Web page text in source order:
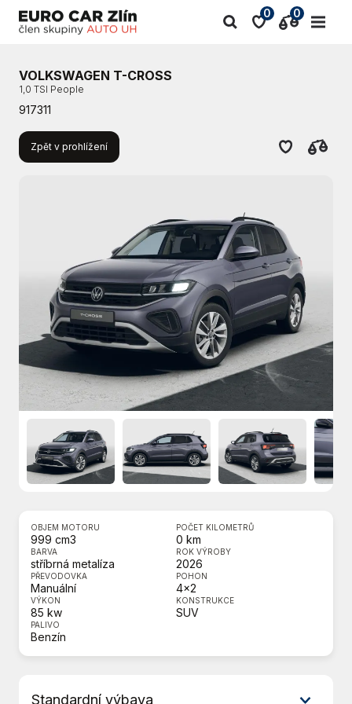
0 0
VOLKSWAGEN T-CROSS
1,0 TSI People
917311
Zpět v prohlížení
OBJEM MOTORU
999 cm3
POČET KILOMETRŮ
0 km
BARVA
stříbrná metalíza
ROK VÝROBY
2026
PŘEVODOVKA
Manuální
POHON
4x2
VÝKON
85 kw
KONSTRUKCE
SUV
PALIVO
Benzín
Standardní výbava